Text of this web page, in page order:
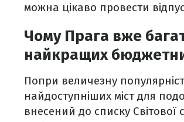
можна цікаво провести
Чому Прага вже
найкращих
Попри величезну
найдоступніших міст для
внесений до списку